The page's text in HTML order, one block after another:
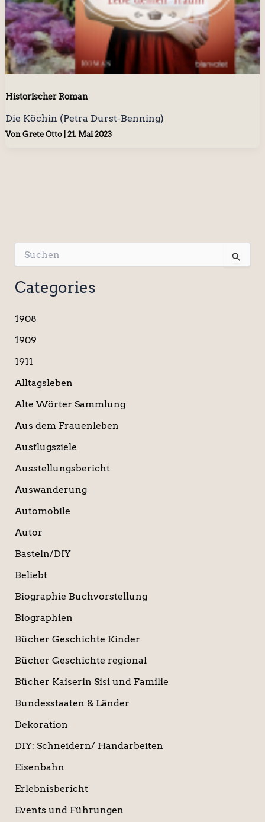
Historischer Roman
Die Köchin (Petra Durst-Benning)
Von Grete Otto 21. Mai 2023
u
c
h
n
a
h
Categories
1908
1909
1911
Alltagsleben
Alte Wörter Sammlung
Aus dem Frauenleben
Ausflugsziele
Ausstellungsbericht
Auswanderung
Automobile
Autor
Basteln/DIY
Beliebt
Biographie Buchvorstellung
Biographien
Bücher Geschichte Kinder
Bücher Geschichte regional
Bücher Kaiserin Sisi und Familie
Bundesstaaten & Länder
Dekoration
DIY: Schneidern/ Handarbeiten
Eisenbahn
Erlebnisbericht
Events und Führungen